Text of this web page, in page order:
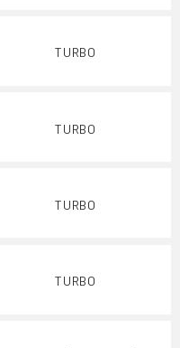
TURBO
TURBO
TURBO
TURBO